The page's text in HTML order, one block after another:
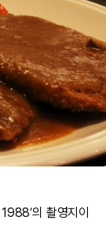
의 촬영지이